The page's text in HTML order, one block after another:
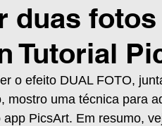
Windows Edição de Vídeos
duas
Tutorial
o efeito DUAL FOTO,
mostro uma técnica para
PicsArt. Em resumo,